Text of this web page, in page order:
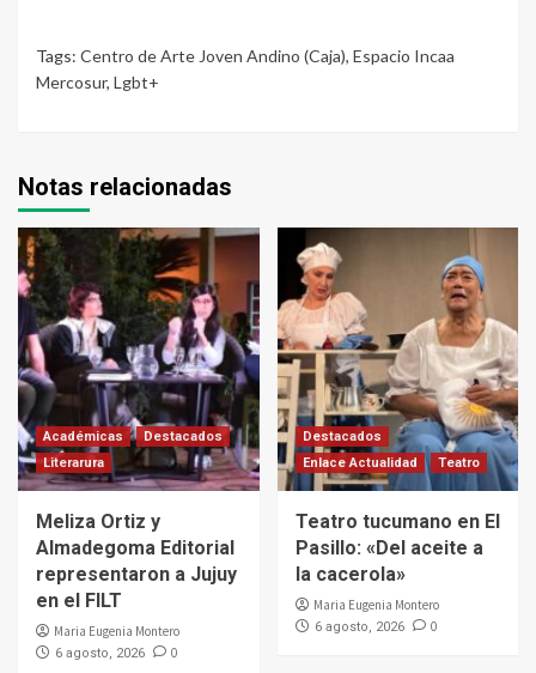
Tags: Centro de Arte Joven Andino (Caja), Espacio Incaa
Mercosur, Lgbt+
Notas relacionadas
Académicas
Destacados
Literarura
Meliza Ortiz y
Almadegoma Editorial
representaron a Jujuy
en el FILT
Maria Eugenia Montero
6 agosto, 2026 0
Destacados
Enlace Actualidad
Teatro
Teatro tucumano en El
Pasillo: «Del aceite a
la cacerola»
Maria Eugenia Montero
6 agosto, 2026 0